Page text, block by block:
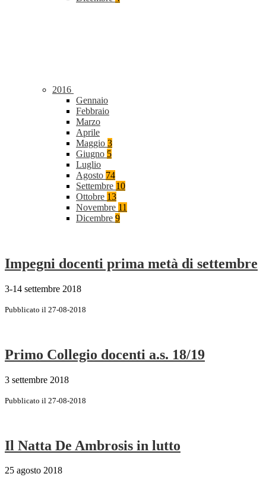
2016
Gennaio
Febbraio
Marzo
Aprile
Maggio 3
Giugno 5
Luglio
Agosto 74
Settembre 10
Ottobre 13
Novembre 11
Dicembre 9
Impegni docenti prima metà di settembre
3-14 settembre 2018
Pubblicato il 27-08-2018
Primo Collegio docenti a.s. 18/19
3 settembre 2018
Pubblicato il 27-08-2018
Il Natta De Ambrosis in lutto
25 agosto 2018